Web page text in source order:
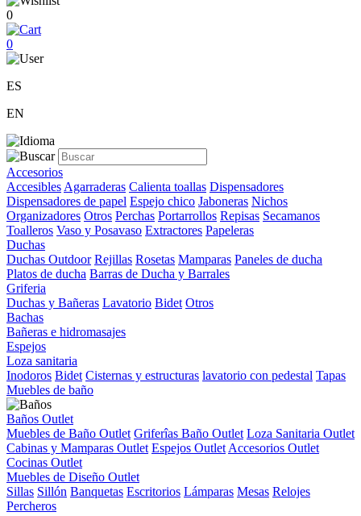
0
0
ES
EN
Accesorios
Accesibles Agarraderas Calienta toallas Dispensadores
Dispensadores de papel Espejo chico Jaboneras Nichos
Organizadores Otros Perchas Portarrollos Repisas Secamanos
Toalleros Vaso y Posavaso Extractores Papeleras
Duchas
Duchas Outdoor Rejillas Rosetas Mamparas Paneles de ducha
Platos de ducha Barras de Ducha y Barrales
Griferia
Duchas y Bañeras Lavatorio Bidet Otros
Bachas
Bañeras e hidromasajes
Espejos
Loza sanitaria
Inodoros Bidet Cisternas y estructuras lavatorio con pedestal Tapas
Muebles de baño
Baños Outlet
Muebles de Baño Outlet Griferîas Baño Outlet Loza Sanitaria Outlet
Cabinas y Mamparas Outlet Espejos Outlet Accesorios Outlet
Cocinas Outlet
Muebles de Diseño Outlet
Sillas Sillón Banquetas Escritorios Lámparas Mesas Relojes
Percheros